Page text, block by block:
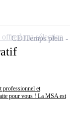
professionnel et
pour vous ! La MSA est
CDITemps plein
à ma sélection